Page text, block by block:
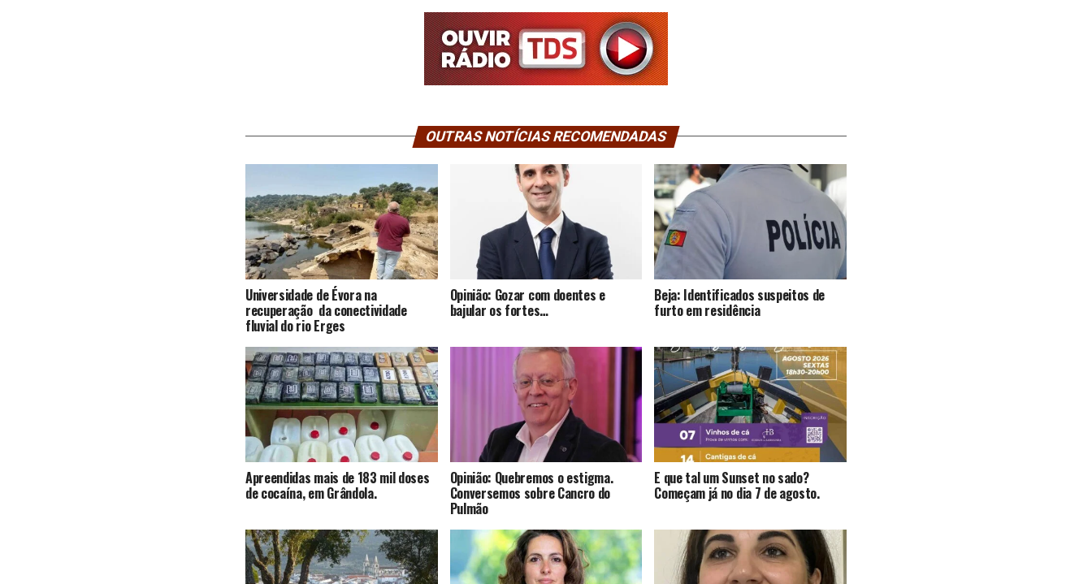
OUTRAS NOTÍCIAS RECOMENDADAS
Universidade de Évora na
recuperação da conectividade
fluvial do rio Erges
Opinião: Gozar com doentes e
bajular os fortes…
Beja: Identificados suspeitos de
furto em residência
Apreendidas mais de 183 mil doses
de cocaína, em Grândola.
Opinião: Quebremos o estigma.
Conversemos sobre Cancro do
Pulmão
E que tal um Sunset no sado?
Começam já no dia 7 de agosto.